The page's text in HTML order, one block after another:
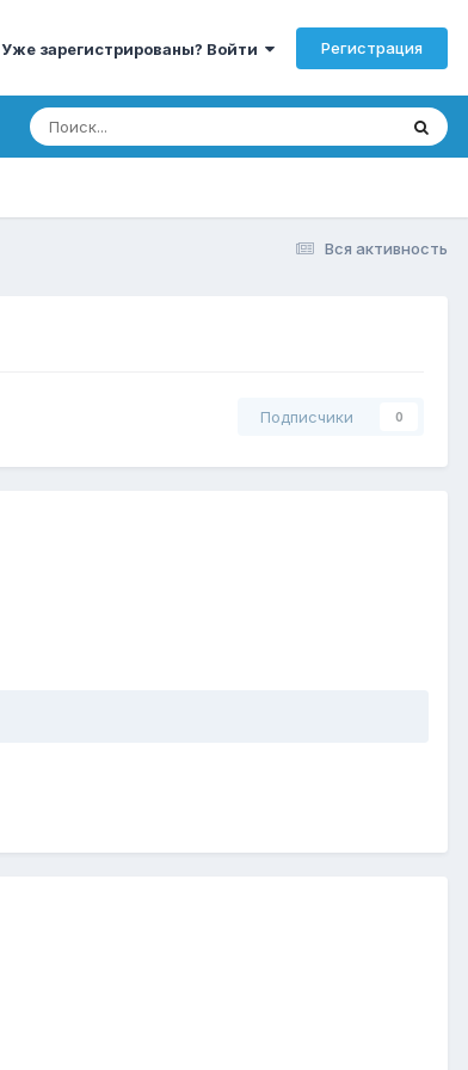
Уже зарегистрированы? Войти Регистрация
Вся активность
Подписчики 0